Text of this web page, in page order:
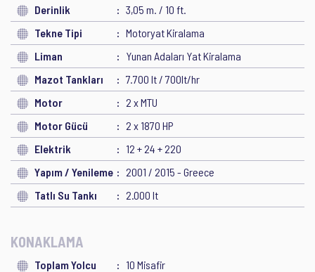
Derinlik
3,05 m. / 10 ft.
Tekne Tipi
Motoryat Kiralama
Liman
Yunan Adaları Yat Kiralama
Mazot Tankları
7.700 lt / 700lt/hr
Motor
2 x MTU
Motor Gücü
2 x 1870 HP
Elektrik
12 + 24 + 220
Yapım / Yenileme
2001 / 2015 - Greece
Tatlı Su Tankı
2.000 lt
KONAKLAMA
Toplam Yolcu
10 Misafir